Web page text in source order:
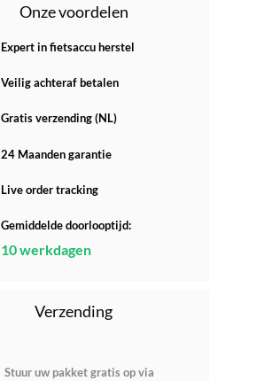
Onze voordelen
Expert in fietsaccu herstel
Veilig achteraf betalen
Gratis verzending (NL)
24 Maanden garantie
Live order tracking
Gemiddelde doorlooptijd:
10 werkdagen
Verzending
Stuur uw pakket gratis op via